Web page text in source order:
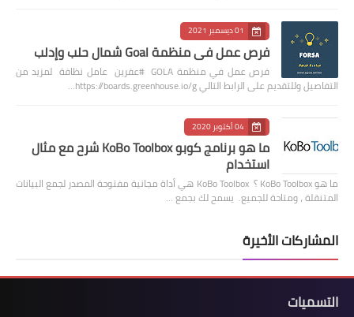
01 ديسمبر 2021
فرص عمل في منظمة Goal شمال حلب وإدلب
فرص عمل في منظمة GOLA #عفرين عامل نظافة لمزيد من
التفاصيل وللتقديم على الرابط التالي https://boards.greenhouse.io/g…
04 أكتوبر 2020
ما هو برنامج كوبو KoBo Toolbox شرح مع مثال
استخدام
ما هو KoBo Toolbox ؟ KoBo Toolbox هي أداة مجانية مفتوحة المصدر لجمع البيانات
المتنقلة ، ومتاحة للجميع. يسمح لك بجمع …
المشاركات الأخيرة
التسميات